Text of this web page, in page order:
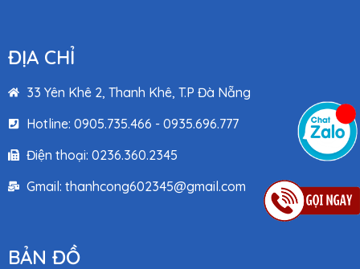
ĐỊA CHỈ
33 Yên Khê 2, Thanh Khê, T.P Đà Nẵng
Hotline: 0905.735.466 - 0935.696.777
Điện thoại: 0236.360.2345
Gmail: thanhcong602345@gmail.com
BẢN ĐỒ